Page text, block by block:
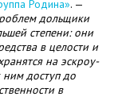
Родина». —
дольщики
степени: они
в целости и
на эскроу-
ним доступ до
в